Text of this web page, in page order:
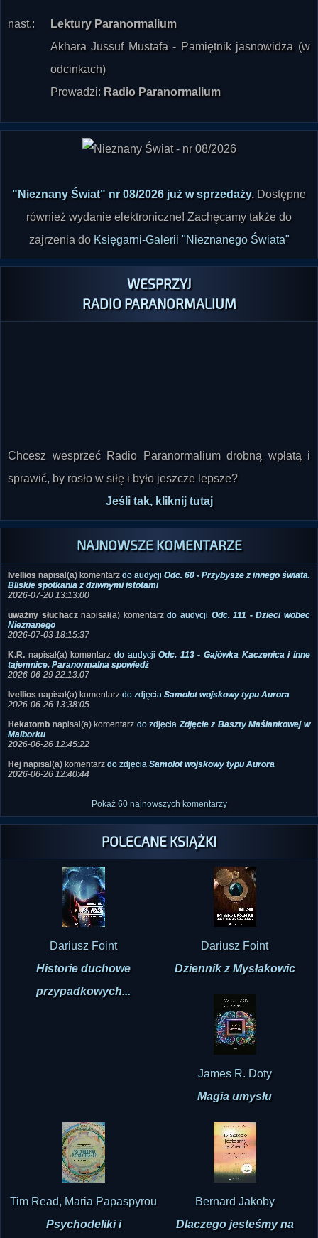
Akhara Jussuf Mustafa - Pamiętnik jasnowidza (w
odcinkach)
Prowadzi:Radio Paranormalium
również wydanie elektroniczne! Zachęcamy także do
zajrzenia doKsięgarni-Galerii "Nieznanego Świata"
WESPRZYJ
RADIO PARANORMALIUM
Chcesz wesprzeć Radio Paranormalium drobną wpłatą i
sprawić, by rosło w siłę i było jeszcze lepsze?
Jeśli tak, kliknij tutaj
NAJNOWSZE KOMENTARZE
Ivellios napisał(a) komentarzdo audycji
Odc. 60 - Przybysze z innego świata.
Bliskie spotkania z dziwnymi istotami
uważny słuchacz
napisał(a) komentarz do audycji
Nieznanego
K.R.napisał(a) komentarzdo audycji
Odc. 113 - Gajówka Kaczenica i inne
tajemnice. Paranormalna spowiedź
Ivelliosnapisał(a) komentarz do zdjęcia
Samolot wojskowy typu Aurora
Hekatomb
napisał(a) komentarz do zdjęcia
Zdjęcie z Baszty Maślankowej w
Malborku
Hejnapisał(a) komentarz do zdjęcia
Samolot wojskowy typu Aurora
Pokaż 60 najnowszych komentarzy
POLECANE KSIĄŻKI
Dariusz Foint
Historie duchowe
przypadkowych...
Dariusz Foint
Dziennik z Mysłakowic
James R. Doty
Magia umysłu
Tim Read, Maria Papaspyrou
Psychodeliki i
Bernard Jakoby
Dlaczego jesteśmy na